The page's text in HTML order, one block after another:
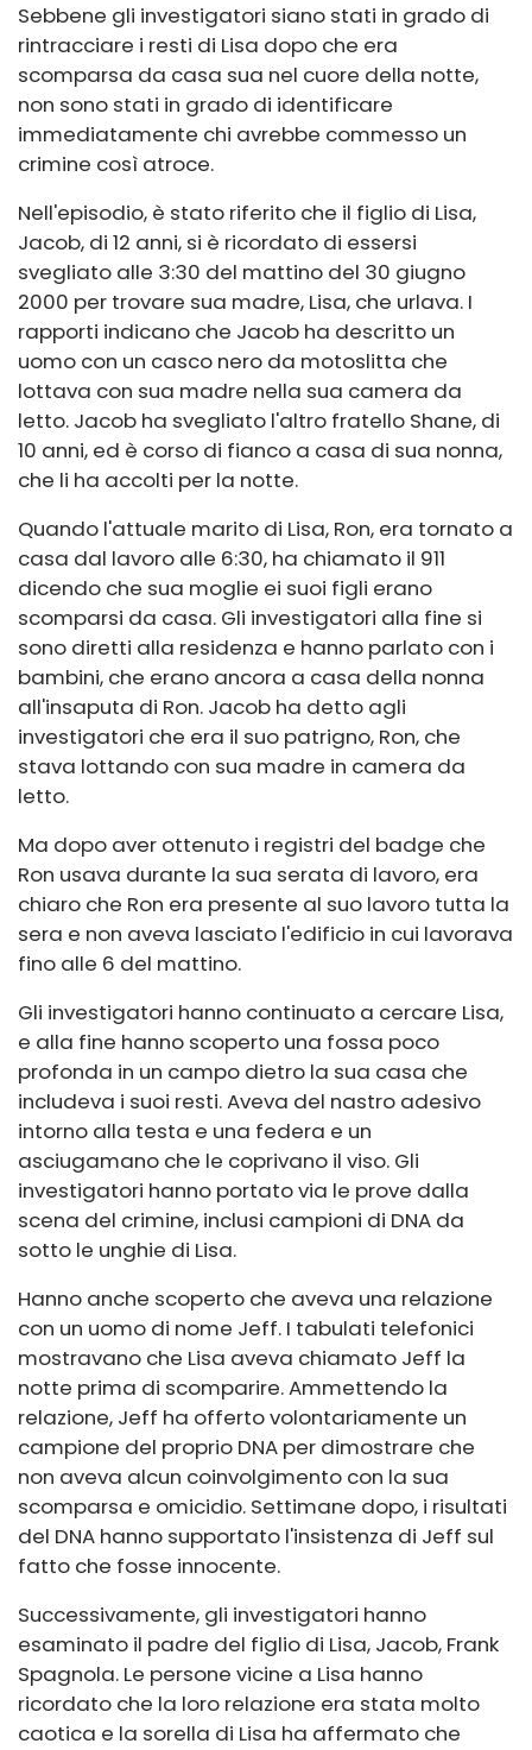
Sebbene gli investigatori siano stati in grado di
rintracciare i resti di Lisa dopo che era
scomparsa da casa sua nel cuore della notte,
non sono stati in grado di identificare
immediatamente chi avrebbe commesso un
crimine così atroce.
Nell'episodio, è stato riferito che il figlio di Lisa,
Jacob, di 12 anni, si è ricordato di essersi
svegliato alle 3:30 del mattino del 30 giugno
2000 per trovare sua madre, Lisa, che urlava. I
rapporti indicano che Jacob ha descritto un
uomo con un casco nero da motoslitta che
lottava con sua madre nella sua camera da
letto. Jacob ha svegliato l'altro fratello Shane, di
10 anni, ed è corso di fianco a casa di sua nonna,
che li ha accolti per la notte.
Quando l'attuale marito di Lisa, Ron, era tornato a
casa dal lavoro alle 6:30, ha chiamato il 911
dicendo che sua moglie ei suoi figli erano
scomparsi da casa. Gli investigatori alla fine si
sono diretti alla residenza e hanno parlato con i
bambini, che erano ancora a casa della nonna
all'insaputa di Ron. Jacob ha detto agli
investigatori che era il suo patrigno, Ron, che
stava lottando con sua madre in camera da
letto.
Ma dopo aver ottenuto i registri del badge che
Ron usava durante la sua serata di lavoro, era
chiaro che Ron era presente al suo lavoro tutta la
sera e non aveva lasciato l'edificio in cui lavorava
fino alle 6 del mattino.
Gli investigatori hanno continuato a cercare Lisa,
e alla fine hanno scoperto una fossa poco
profonda in un campo dietro la sua casa che
includeva i suoi resti. Aveva del nastro adesivo
intorno alla testa e una federa e un
asciugamano che le coprivano il viso. Gli
investigatori hanno portato via le prove dalla
scena del crimine, inclusi campioni di DNA da
sotto le unghie di Lisa.
Hanno anche scoperto che aveva una relazione
con un uomo di nome Jeff. I tabulati telefonici
mostravano che Lisa aveva chiamato Jeff la
notte prima di scomparire. Ammettendo la
relazione, Jeff ha offerto volontariamente un
campione del proprio DNA per dimostrare che
non aveva alcun coinvolgimento con la sua
scomparsa e omicidio. Settimane dopo, i risultati
del DNA hanno supportato l'insistenza di Jeff sul
fatto che fosse innocente.
Successivamente, gli investigatori hanno
esaminato il padre del figlio di Lisa, Jacob, Frank
Spagnola. Le persone vicine a Lisa hanno
ricordato che la loro relazione era stata molto
caotica e la sorella di Lisa ha affermato che